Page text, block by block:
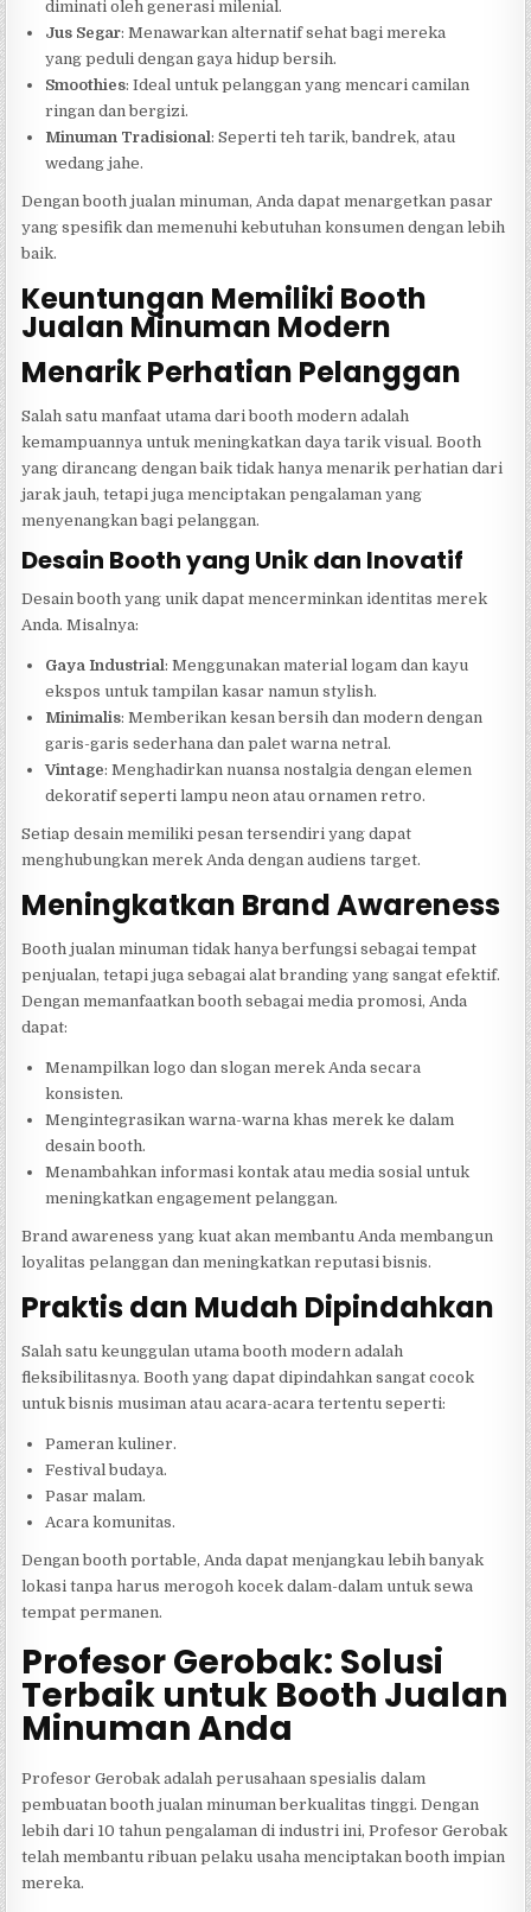
diminati oleh generasi milenial.
Jus Segar: Menawarkan alternatif sehat bagi mereka
yang peduli dengan gaya hidup bersih.
Smoothies: Ideal untuk pelanggan yang mencari camilan
ringan dan bergizi.
Minuman Tradisional: Seperti teh tarik, bandrek, atau
wedang jahe.
Dengan booth jualan minuman, Anda dapat menargetkan pasar
yang spesifik dan memenuhi kebutuhan konsumen dengan lebih
baik.
Keuntungan Memiliki Booth
Jualan Minuman Modern
Menarik Perhatian Pelanggan
Salah satu manfaat utama dari booth modern adalah
kemampuannya untuk meningkatkan daya tarik visual. Booth
yang dirancang dengan baik tidak hanya menarik perhatian dari
jarak jauh, tetapi juga menciptakan pengalaman yang
menyenangkan bagi pelanggan.
Desain Booth yang Unik dan Inovatif
Desain booth yang unik dapat mencerminkan identitas merek
Anda. Misalnya:
Gaya Industrial: Menggunakan material logam dan kayu
ekspos untuk tampilan kasar namun stylish.
Minimalis: Memberikan kesan bersih dan modern dengan
garis-garis sederhana dan palet warna netral.
Vintage: Menghadirkan nuansa nostalgia dengan elemen
dekoratif seperti lampu neon atau ornamen retro.
Setiap desain memiliki pesan tersendiri yang dapat
menghubungkan merek Anda dengan audiens target.
Meningkatkan Brand Awareness
Booth jualan minuman tidak hanya berfungsi sebagai tempat
penjualan, tetapi juga sebagai alat branding yang sangat efektif.
Dengan memanfaatkan booth sebagai media promosi, Anda
dapat:
Menampilkan logo dan slogan merek Anda secara
konsisten.
Mengintegrasikan warna-warna khas merek ke dalam
desain booth.
Menambahkan informasi kontak atau media sosial untuk
meningkatkan engagement pelanggan.
Brand awareness yang kuat akan membantu Anda membangun
loyalitas pelanggan dan meningkatkan reputasi bisnis.
Praktis dan Mudah Dipindahkan
Salah satu keunggulan utama booth modern adalah
fleksibilitasnya. Booth yang dapat dipindahkan sangat cocok
untuk bisnis musiman atau acara-acara tertentu seperti:
Pameran kuliner.
Festival budaya.
Pasar malam.
Acara komunitas.
Dengan booth portable, Anda dapat menjangkau lebih banyak
lokasi tanpa harus merogoh kocek dalam-dalam untuk sewa
tempat permanen.
Profesor Gerobak: Solusi
Terbaik untuk Booth Jualan
Minuman Anda
Profesor Gerobak adalah perusahaan spesialis dalam
pembuatan booth jualan minuman berkualitas tinggi. Dengan
lebih dari 10 tahun pengalaman di industri ini, Profesor Gerobak
telah membantu ribuan pelaku usaha menciptakan booth impian
mereka.